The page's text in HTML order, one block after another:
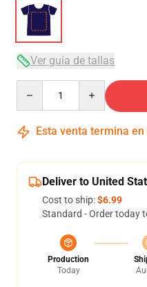
Ver guía de tallas
Esta venta termina en
Deliver to United
Cost to ship:$6.99
Standard - Order today
Production
Today